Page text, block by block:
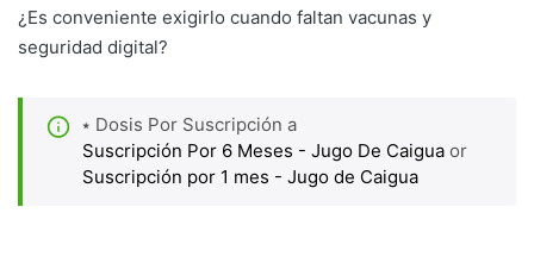
en
¿Es conveniente exigirlo cuando faltan vacunas y
seguridad digital?
⭑ Dosis Por Suscripción a
Suscripción Por 6 Meses - Jugo De Caigua or
Suscripción por 1 mes - Jugo de Caigua